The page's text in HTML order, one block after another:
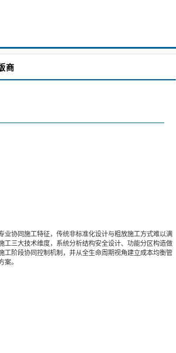
商
协同施工特征，传统非标准化设计与粗放施工方式难以满
三大技术维度，系统分析结构安全设计、功能分区构造做
阶段协同控制机制，并从全生命周期视角建立成本均衡管
案。